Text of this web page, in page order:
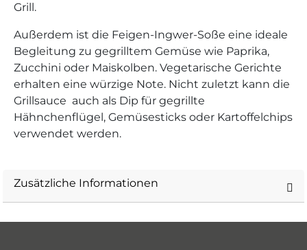
Grill.
Außerdem ist die Feigen-Ingwer-Soße eine ideale
Begleitung zu gegrilltem Gemüse wie Paprika,
Zucchini oder Maiskolben. Vegetarische Gerichte
erhalten eine würzige Note. Nicht zuletzt kann die
Grillsauce auch als Dip für gegrillte
Hähnchenflügel, Gemüsesticks oder Kartoffelchips
verwendet werden.
Zusätzliche Informationen